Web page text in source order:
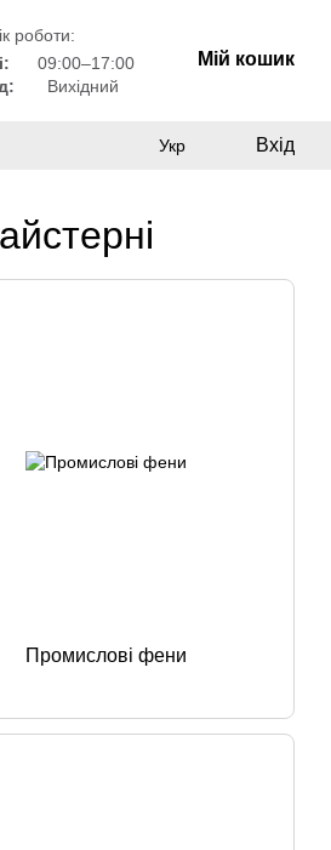
роботи:
09:00–17:00
Вихідний
Мій кошик
Укр Вхід
Промислові фени